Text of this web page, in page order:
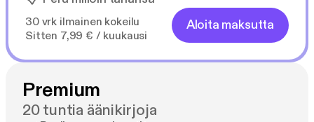
30 vrk ilmainen kokeilu
Sitten 7,99 € / kuukausi
Aloita maksutta
Premium
20 tuntia äänikirjoja